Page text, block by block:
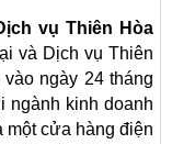
vụ Thiên Hòa
và Dịch vụ Thiên
ngày 24 tháng
ngành kinh doanh
cửa hàng điện